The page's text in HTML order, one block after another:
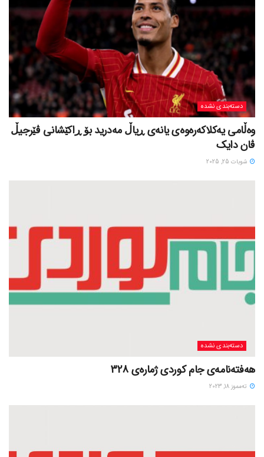
دسته‌بندی نشده
وەڵامی یەکلاکەرەوەی یانەی ڕیاڵ مەدرید بۆ ڕاکێشانی ڤێرجیڵ
ڤان دایک
شوبات 25, 2025
دسته‌بندی نشده
هەفتەنامەی جام کوردی ژمارەی 328
ته‌مموز 18, 2023